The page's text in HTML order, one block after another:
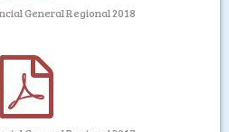
General Regional 2018